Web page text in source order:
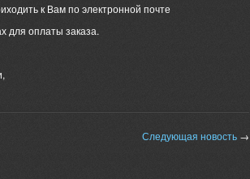
к Вам по электронной почте
для оплаты заказа.
Следующая новость→